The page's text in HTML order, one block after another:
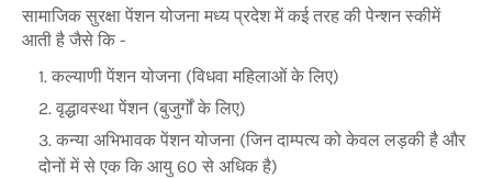
सामाजिक सुरक्षा पेंशन योजना मध्य प्रदेश में कई तरह की पेन्शन स्कीमें
आती है जैसे कि -
कल्याणी पेंशन योजना (विधवा महिलाओं के लिए)
वृद्धावस्था पेंशन (बुजुर्गों के लिए)
कन्या अभिभावक पेंशन योजना (जिन दाम्पत्य को केवल लड़की है और
दोनों में से एक कि आयु 60 से अधिक है)